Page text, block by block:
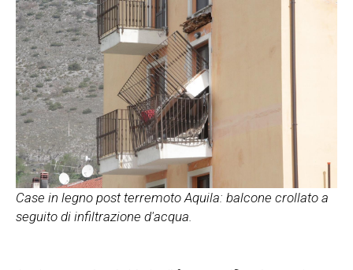
Case in legno post terremoto Aquila: balcone crollato a
seguito di infiltrazione d'acqua.